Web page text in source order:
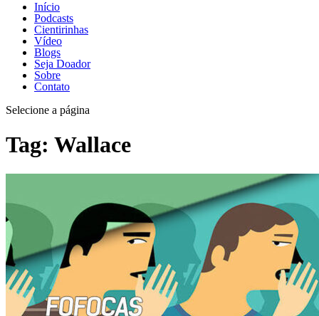
Início
Podcasts
Cientirinhas
Vídeo
Blogs
Seja Doador
Sobre
Contato
Selecione a página
Tag: Wallace